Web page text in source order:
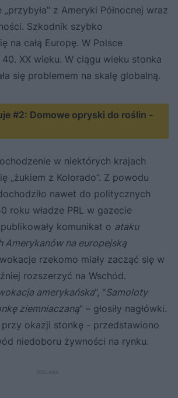
z Ameryki Północnej wraz
Szkodnik szybko
na całą Europę. W Polsce
XX wieku. W ciągu wieku stonka
się problemem na skalę globalną.
#2: Domowe opryski do roślin -
w niektórych krajach
„żukiem z Kolorado”. Z powodu
nawet do politycznych
roku władze PRL w gazecie
komunikat o ataku
Amerykanów na europejską
rzekomo miały zacząć się w
rozszerzyć na Wschód.
amerykańska”, "Samoloty
ziemniaczaną" – głosiły nagłówki.
okazji stonkę - przedstawiono
niedoboru żywności na rynku.